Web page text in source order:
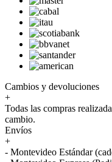
Cambios y devoluciones
+
Todas las compras
cambio.
Envíos
+
- Montevideo Estándar